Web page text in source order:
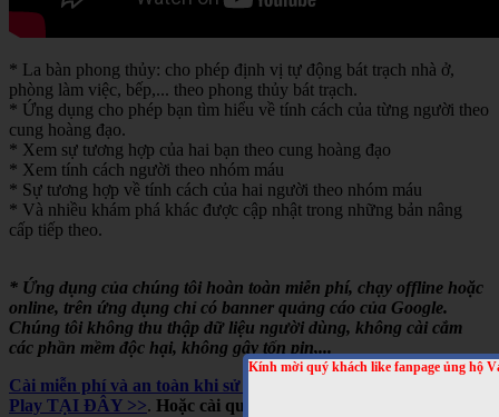
Kính mời quý khách like fanpage ủng hộ
* La bàn phong thủy: cho phép định vị tự động bát trạch nhà ở,
phòng làm việc, bếp,... theo phong thủy bát trạch.
* Ứng dụng cho phép bạn tìm hiểu về tính cách của từng người theo
cung hoàng đạo.
* Xem sự tương hợp của hai bạn theo cung hoàng đạo
* Xem tính cách người theo nhóm máu
* Sự tương hợp về tính cách của hai người theo nhóm máu
* Và nhiều khám phá khác được cập nhật trong những bản nâng
cấp tiếp theo.
* Ứng dụng của chúng tôi hoàn toàn miễn phí, chạy offline hoặc
online, trên ứng dụng chỉ có banner quảng cáo của Google.
Chúng tôi không thu thập dữ liệu người dùng, không cài cắm
các phần mềm độc hại, không gây tốn pin,...
Cài miễn phí và an toàn khi sử dụng cho Android, trên Google
Play TẠI ĐÂY >>. Hoặc cài qua mã QRCODE sau